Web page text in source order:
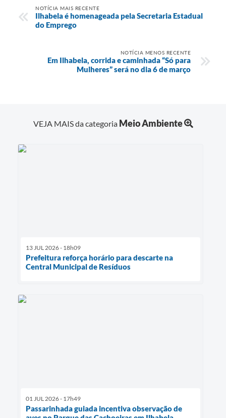
NOTÍCIA MAIS RECENTE
Ilhabela é homenageada pela Secretaria Estadual
do Emprego
NOTÍCIA MENOS RECENTE
Em Ilhabela, corrida e caminhada “Só para
Mulheres” será no dia 6 de março
VEJA MAIS da categoria Meio Ambiente
13 JUL 2026 - 18h09
Prefeitura reforça horário para descarte na
Central Municipal de Resíduos
01 JUL 2026 - 17h49
Passarinhada guiada incentiva observação de